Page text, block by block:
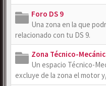
Foro DS 9
Una zona en la que
relacionado con tu DS 9.
Zona Técnico-
Un espacio Técnico-
excluye de la zona el motor